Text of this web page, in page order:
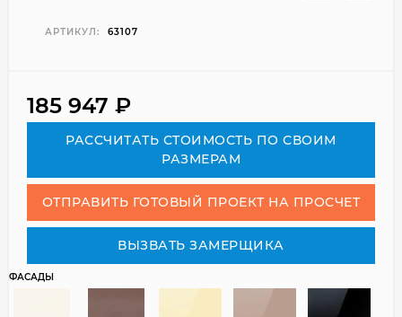
АРТИКУЛ: 63107
185 947 ₽
РАСCЧИТАТЬ СТОИМОСТЬ ПО СВОИМ
РАЗМЕРАМ
ОТПРАВИТЬ ГОТОВЫЙ ПРОЕКТ НА ПРОСЧЕТ
ВЫЗВАТЬ ЗАМЕРЩИКА
ФАСАДЫ